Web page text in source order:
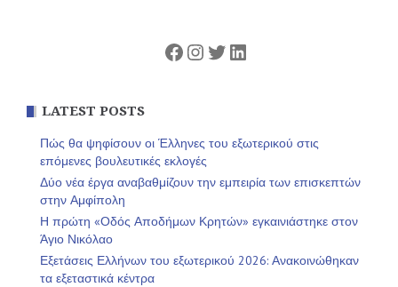
Facebook
Instagram
Twitter
Linkedin
LATEST POSTS
Πώς θα ψηφίσουν οι Έλληνες του εξωτερικού στις
επόμενες βουλευτικές εκλογές
Δύο νέα έργα αναβαθμίζουν την εμπειρία των επισκεπτών
στην Αμφίπολη
Η πρώτη «Οδός Αποδήμων Κρητών» εγκαινιάστηκε στον
Άγιο Νικόλαο
Εξετάσεις Ελλήνων του εξωτερικού 2026: Ανακοινώθηκαν
τα εξεταστικά κέντρα